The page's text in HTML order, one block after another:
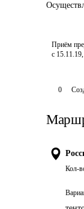
Приём
с
0
Кол-